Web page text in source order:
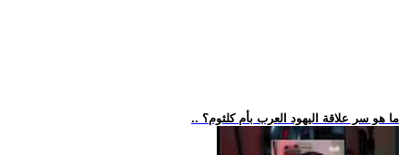
.. ما هو سر علاقة اليهود العرب بأم كلثوم؟